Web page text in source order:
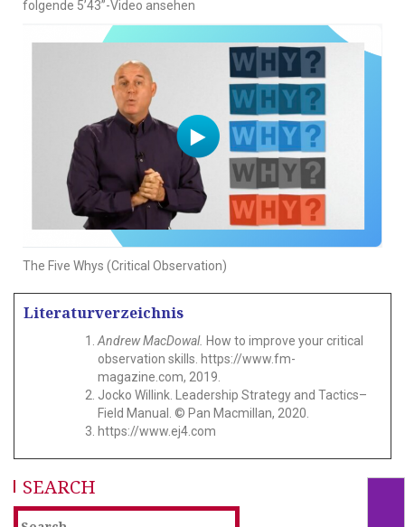
folgende 5’43”-Video ansehen
The Five Whys (Critical Observation)
Literaturverzeichnis
Andrew MacDowal. How to improve your critical
observation skills. https://www.fm-
magazine.com, 2019.
Jocko Willink. Leadership Strategy and Tactics–
Field Manual. © Pan Macmillan, 2020.
https://www.ej4.com
SEARCH